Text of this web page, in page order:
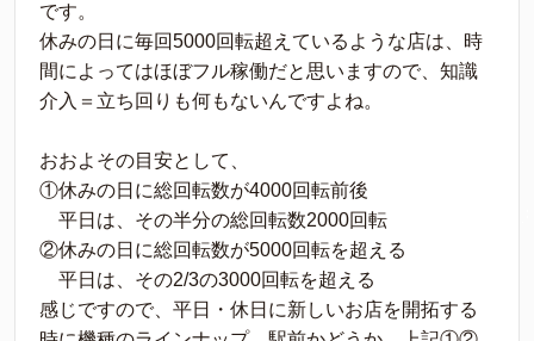
です。
休みの日に毎回5000回転超えているような店は、時
間によってはほぼフル稼働だと思いますので、知識
介入＝立ち回りも何もないんですよね。
おおよその目安として、
①休みの日に総回転数が4000回転前後
平日は、その半分の総回転数2000回転
②休みの日に総回転数が5000回転を超える
平日は、その2/3の3000回転を超える
感じですので、平日・休日に新しいお店を開拓する